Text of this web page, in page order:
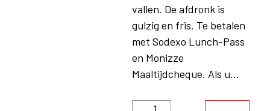
vallen. De afdronk is
gulzig en fris. Te betalen
met Sodexo Lunch-Pass
en Monizze
Maaltijdcheque. Als u...